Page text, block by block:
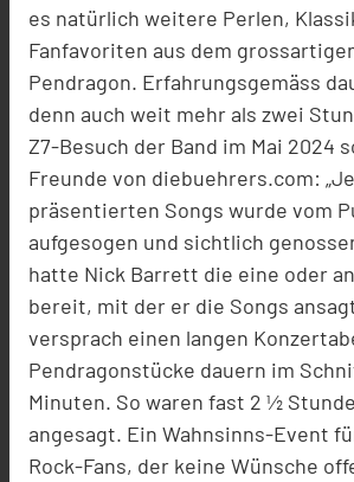
es natürlich weitere Perlen,
Fanfavoriten aus dem
Pendragon. Erfahrungsgemäss
denn auch weit mehr als zwei
Z7-Besuch der Band im Mai 2024
Freunde von diebuehrers.com:
präsentierten Songs wurde vom
aufgesogen und sichtlich
hatte Nick Barrett die eine oder
bereit, mit der er die Songs
versprach einen langen
Pendragonstücke dauern im
Minuten. So waren fast 2 ½
angesagt. Ein Wahnsinns-Event
Rock-Fans, der keine Wünsche